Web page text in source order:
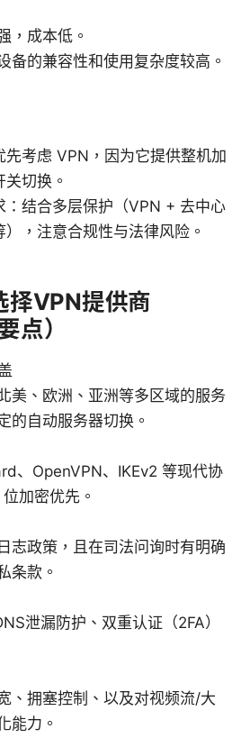
，成本低。
备的兼容性和使用复杂度较高。
先考虑 VPN，因为它提供整机加
切换。
：结合多层保护（VPN + 去中心
，注意合规性与法律风险。
择VPN提供商
点）
美、欧洲、亚洲等多区域的服务
的自动服务器切换。
、OpenVPN、IKEv2 等现代协
加密优先。
志政策，且在司法问询时有明确
条款。
泄漏防护、双重认证（2FA）
、拥塞控制、以及对视频流/大
能力。